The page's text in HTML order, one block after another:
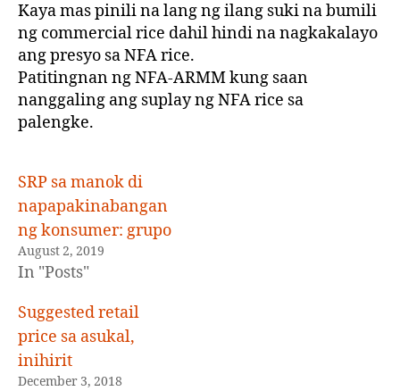
Kaya mas pinili na lang ng ilang suki na bumili
ng commercial rice dahil hindi na nagkakalayo
ang presyo sa NFA rice.
Patitingnan ng NFA-ARMM kung saan
nanggaling ang suplay ng NFA rice sa
palengke.
SRP sa manok di
napapakinabangan
ng konsumer: grupo
August 2, 2019
In "Posts"
Suggested retail
price sa asukal,
inihirit
December 3, 2018